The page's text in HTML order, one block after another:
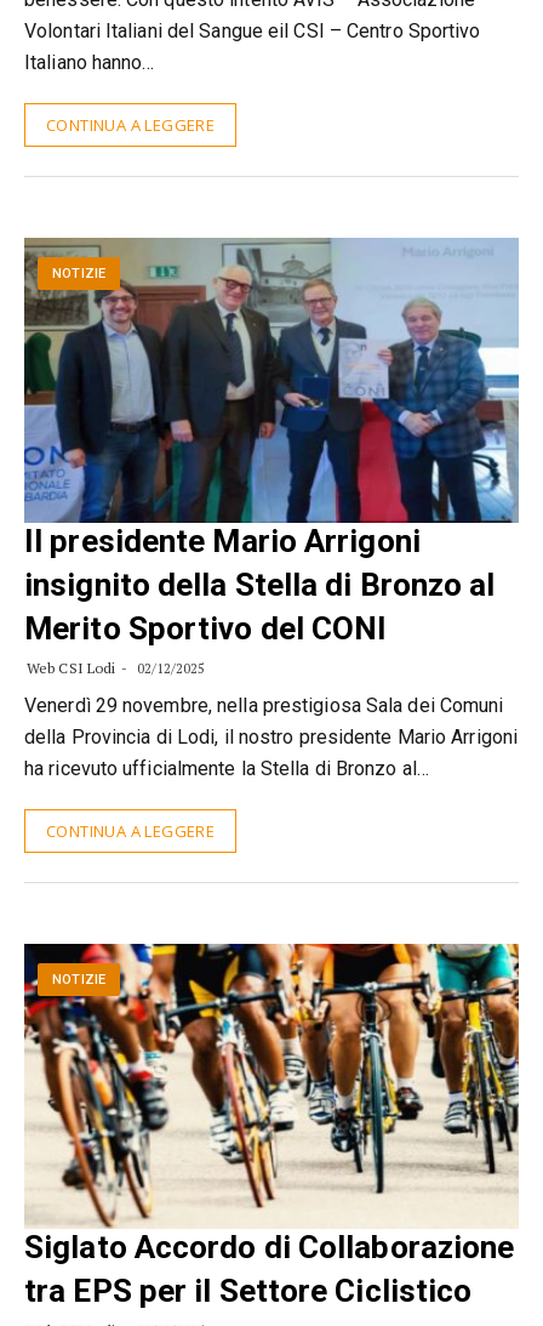
Volontari Italiani del Sangue eil CSI – Centro Sportivo
Italiano hanno…
CONTINUA A LEGGERE
NOTIZIE
Il presidente Mario Arrigoni
insignito della Stella di Bronzo al
Merito Sportivo del CONI
Web CSI Lodi 02/12/2025
Venerdì 29 novembre, nella prestigiosa Sala dei Comuni
della Provincia di Lodi, il nostro presidente Mario Arrigoni
ha ricevuto ufficialmente la Stella di Bronzo al…
CONTINUA A LEGGERE
NOTIZIE
Siglato Accordo di Collaborazione
tra EPS per il Settore Ciclistico